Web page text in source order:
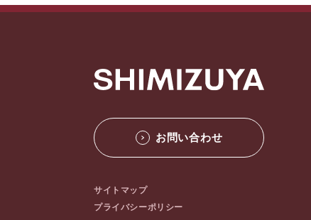
お問い合わせ
サイトマップ
プライバシーポリシー